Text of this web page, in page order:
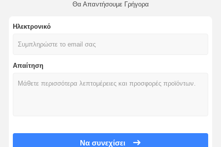
Σισμικές κρεμάστρες
Στερεό κανάλι στροφής
Στρογγυλή δέσμη καναλιού
Θα Απαντήσουμε Γρήγορα
Ηλεκτρονικό
Απαίτηση
Να συνεχίσει